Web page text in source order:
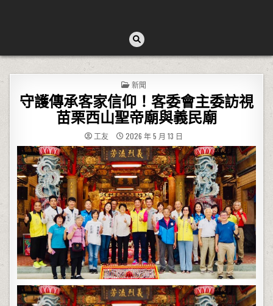
POSTED IN
新聞
守護傳承客家信仰！客委會主委訪視
苗栗西山聖帝廟與義民廟
工友 2026 年 5 月 13 日